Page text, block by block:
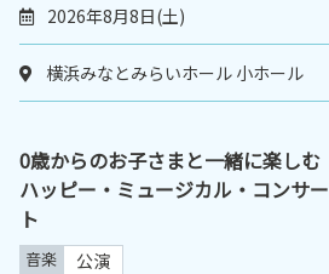
2026年8月8日(土)
横浜みなとみらいホール 小ホール
0歳からのお子さまと一緒に楽しむ
ハッピー・ミュージカル・コンサー
ト
音楽 公演